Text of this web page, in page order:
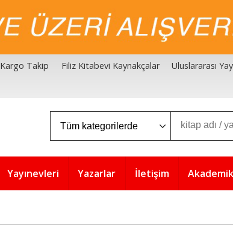
Kargo Takip Filiz Kitabevi Kaynakçalar Uluslararası
Yayınevleri Yazarlar İletişim